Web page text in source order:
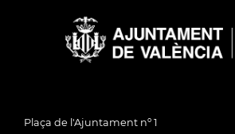
Plaça de l'Ajuntament nº 1